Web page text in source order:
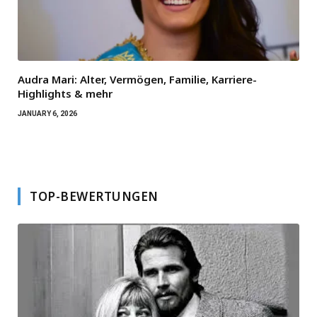
Audra Mari: Alter, Vermögen, Familie, Karriere-
Highlights & mehr
JANUARY 6, 2026
TOP-BEWERTUNGEN